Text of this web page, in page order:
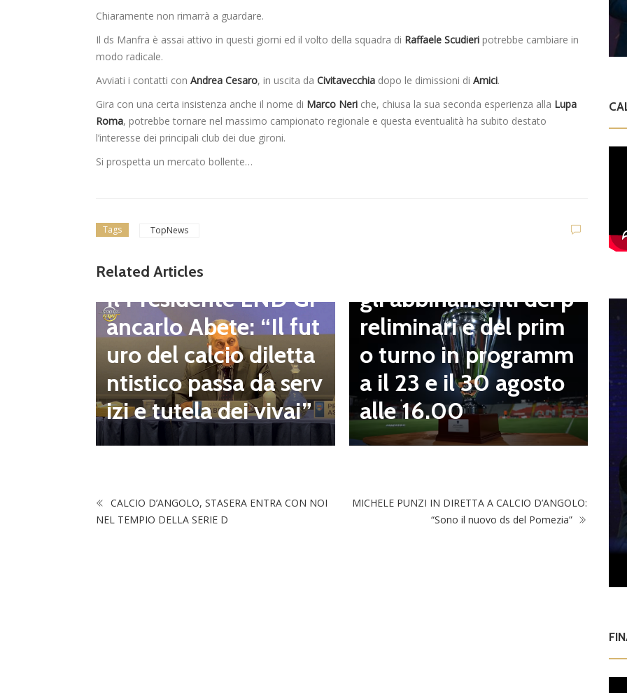
Chiaramente non rimarrà a guardare.
Il ds Manfra è assai attivo in questi giorni ed il volto della squadra di Raffaele Scudieri potrebbe cambiare in
modo radicale.
Avviati i contatti con Andrea Cesaro, in uscita da Civitavecchia dopo le dimissioni di Amici.
Gira con una certa insistenza anche il nome di Marco Neri che, chiusa la sua seconda esperienza alla Lupa
Roma, potrebbe tornare nel massimo campionato regionale e questa eventualità ha subito destato
l’interesse dei principali club dei due gironi.
Si prospetta un mercato bollente…
Tags TopNews
Related Articles
Dilettanti Regionali
Il Presidente LND Gi
ancarlo Abete: “Il fut
uro del calcio diletta
ntistico passa da serv
izi e tutela dei vivai”
gli abbinamenti dei p
reliminari e del prim
o turno in programm
a il 23 e il 30 agosto
alle 16.00
CALCIO D’ANGOLO, STASERA ENTRA CON NOI
NEL TEMPIO DELLA SERIE D
MICHELE PUNZI IN DIRETTA A CALCIO D’ANGOLO:
“Sono il nuovo ds del Pomezia”